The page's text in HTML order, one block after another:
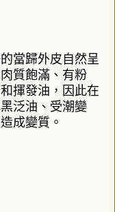
當歸外皮自然呈
質飽滿、有粉
揮發油，因此在
泛油、受潮變
成變質。